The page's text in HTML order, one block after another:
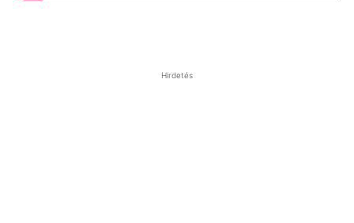
Hirdetés